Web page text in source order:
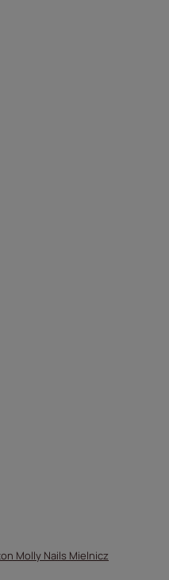
Molly Nails Mielnicz